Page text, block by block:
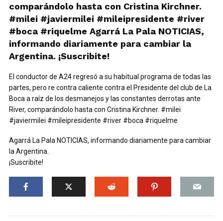
comparándolo hasta con Cristina Kirchner.
#milei #javiermilei #mileipresidente #river
#boca #riquelme Agarrá La Pala NOTICIAS,
informando diariamente para cambiar la
Argentina. ¡Suscribite!
El conductor de A24 regresó a su habitual programa de todas las
partes, pero re contra caliente contra el Presidente del club de La
Boca a raíz de los desmanejos y las constantes derrotas ante
River, comparándolo hasta con Cristina Kirchner. #milei
#javiermilei #mileipresidente #river #boca #riquelme
Agarrá La Pala NOTICIAS, informando diariamente para cambiar
la Argentina.
¡Suscribite!